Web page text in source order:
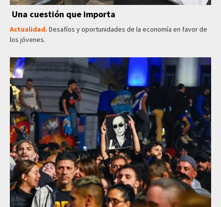
Una cuestión que importa
Actualidad. Desafíos y oportunidades de la economía en favor de
los jóvenes.